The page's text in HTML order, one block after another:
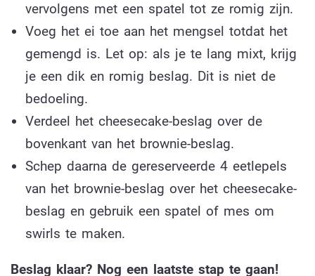
vervolgens met een spatel tot ze romig zijn.
Voeg het ei toe aan het mengsel totdat het
gemengd is. Let op: als je te lang mixt, krijg
je een dik en romig beslag. Dit is niet de
bedoeling.
Verdeel het cheesecake-beslag over de
bovenkant van het brownie-beslag.
Schep daarna de gereserveerde 4 eetlepels
van het brownie-beslag over het cheesecake-
beslag en gebruik een spatel of mes om
swirls te maken.
Beslag klaar? Nog een laatste stap te gaan!